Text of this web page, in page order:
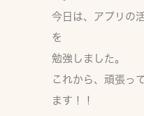
今日は、アプリの
を
勉強しました。
これから、頑張っ
ます！！